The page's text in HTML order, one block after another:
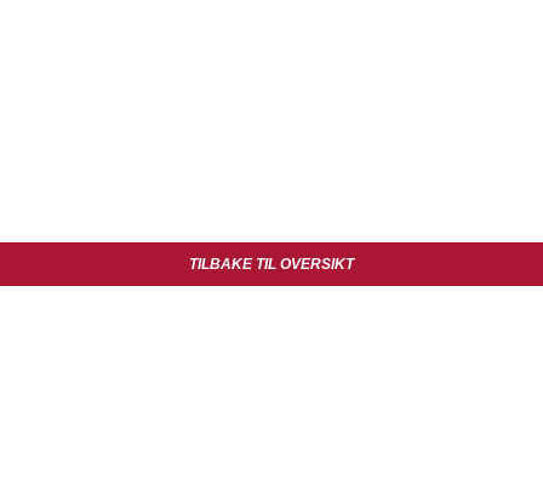
TILBAKE TIL OVERSIKT